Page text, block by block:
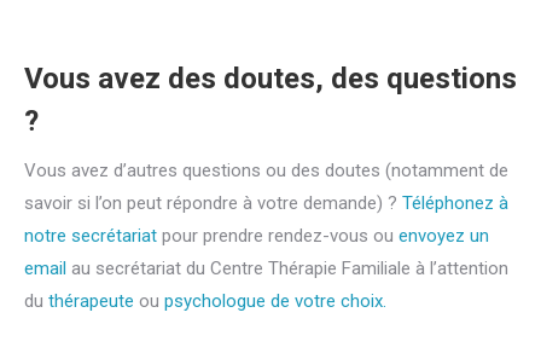
Vous avez des doutes, des questions
?
Vous avez d’autres questions ou des doutes (notamment de
savoir si l’on peut répondre à votre demande) ? Téléphonez à
notre secrétariat pour prendre rendez-vous ou envoyez un
email au secrétariat du Centre Thérapie Familiale à l’attention
du thérapeute ou psychologue de votre choix.